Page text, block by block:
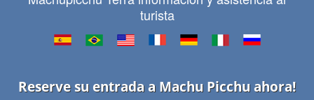
turista
Reserve su entrada a Machu Picchu ahora!